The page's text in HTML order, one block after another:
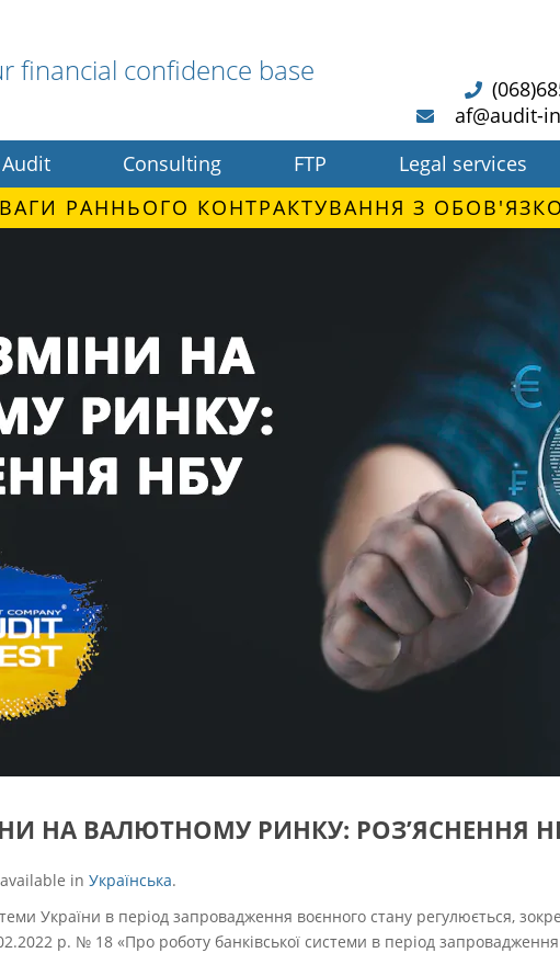
financial confidence base
af@audit-
Audit Consulting FTP Legal services
РАННЬОГО КОНТРАКТУВАННЯ З
НА ВАЛЮТНОМУ РИНКУ: РОЗ’ЯСНЕННЯ
in Українська.
України в період запровадження воєнного стану регулюється,
р. № 18 «Про роботу банківської системи в період запровадження